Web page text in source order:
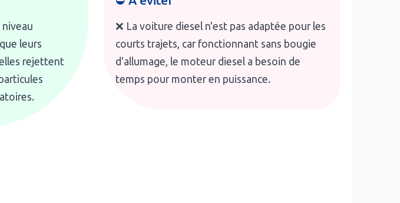
leurs
rejettent
❌ La voiture diesel n'est pas adaptée pour les
courts trajets, car fonctionnant sans bougie
d'allumage, le moteur diesel a besoin de
temps pour monter en puissance.